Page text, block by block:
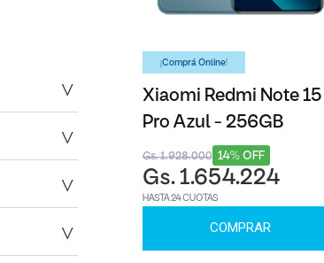
¡Comprá Online!
Xiaomi Redmi Note 15
Pro Azul - 256GB
14% OFF
Gs. 1.928.000
Gs. 1.654.224
HASTA 24 CUOTAS
COMPRAR